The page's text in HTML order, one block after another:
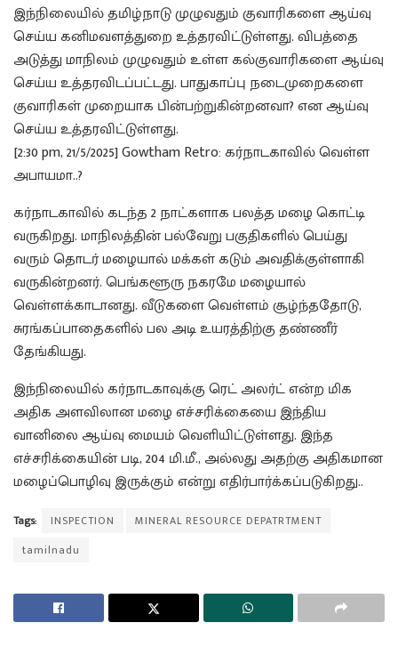
இந்நிலையில் தமிழ்நாடு முழுவதும் குவாரிகளை ஆய்வு
செய்ய கனிமவளத்துறை உத்தரவிட்டுள்ளது. விபத்தை
அடுத்து மாநிலம் முழுவதும் உள்ள கல்குவாரிகளை ஆய்வு
செய்ய உத்தரவிடப்பட்டது. பாதுகாப்பு நடைமுறைகளை
குவாரிகள் முறையாக பின்பற்றுகின்றனவா? என ஆய்வு
செய்ய உத்தரவிட்டுள்ளது.
[2:30 pm, 21/5/2025] Gowtham Retro: கர்நாடகாவில் வெள்ள
அபாயமா..?
கர்நாடகாவில் கடந்த 2 நாட்களாக பலத்த மழை கொட்டி
வருகிறது. மாநிலத்தின் பல்வேறு பகுதிகளில் பெய்து
வரும் தொடர் மழையால் மக்கள் கடும் அவதிக்குள்ளாகி
வருகின்றனர். பெங்களூரு நகரமே மழையால்
வெள்ளக்காடானது. வீடுகளை வெள்ளம் சூழ்ந்ததோடு,
சுரங்கப்பாதைகளில் பல அடி உயரத்திற்கு தண்ணீர்
தேங்கியது.
இந்நிலையில் கர்நாடகாவுக்கு ரெட் அலர்ட் என்ற மிக
அதிக அளவிலான மழை எச்சரிக்கையை இந்திய
வானிலை ஆய்வு மையம் வெளியிட்டுள்ளது. இந்த
எச்சரிக்கையின் படி, 204 மி.மீ., அல்லது அதற்கு அதிகமான
மழைப்பொழிவு இருக்கும் என்று எதிர்பார்க்கப்படுகிறது..
Tags: INSPECTION
MINERAL RESOURCE DEPATRTMENT
tamilnadu